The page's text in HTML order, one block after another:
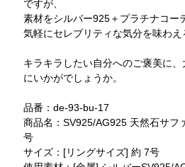
ですが、
素材をシルバー925＋プラチナコー
気軽にセレブリティな気分を味わえ
キラキラしたい自分へのご褒美に
にいかがでしょうか。
品番：de-93-bu-17
商品名：SV925/AG925 天然石サフ
号
サイズ：[リングサイズ] 約 7号